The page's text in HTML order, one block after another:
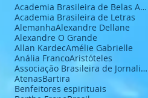
Academia Brasileira de Belas Artes
Academia Brasileira de Letras
AlemanhaAlexandre Dellane
Alexandre O Grande
Allan KardecAmélie Gabrielle
Anália FrancoAristóteles
Associação Brasileira de Jornalistas e Escritores
AtenasBartira
Benfeitores espirituais